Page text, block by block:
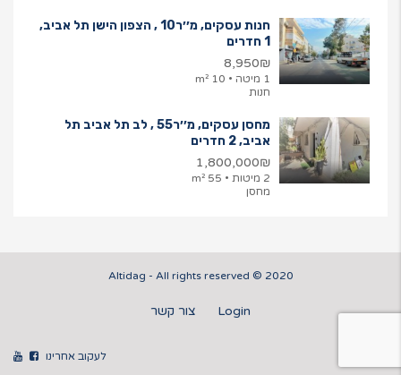
חנות עסקים, מ׳׳ר10 , הצפון הישן תל אביב,
1 חדרים
8,950₪
1 מיטה • 10 m²
חנות
מחסן עסקים, מ׳׳ר55 , לב תל אביב תל
אביב, 2 חדרים
1,800,000₪
2 מיטות • 55 m²
מחסן
2020 © Altidag - All rights reserved
Login צור קשר
לעקוב אחרינו